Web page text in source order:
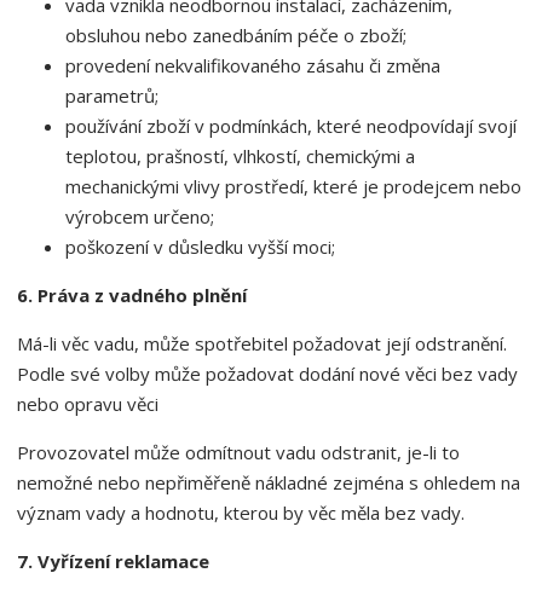
vada vznikla neodbornou instalací, zacházením,
obsluhou nebo zanedbáním péče o zboží;
provedení nekvalifikovaného zásahu či změna
parametrů;
používání zboží v podmínkách, které neodpovídají svojí
teplotou, prašností, vlhkostí, chemickými a
mechanickými vlivy prostředí, které je prodejcem nebo
výrobcem určeno;
poškození v důsledku vyšší moci;
6. Práva z vadného plnění
Má-li věc vadu, může spotřebitel požadovat její odstranění.
Podle své volby může požadovat dodání nové věci bez vady
nebo opravu věci
Provozovatel může odmítnout vadu odstranit, je-li to
nemožné nebo nepřiměřeně nákladné zejména s ohledem na
význam vady a hodnotu, kterou by věc měla bez vady.
7. Vyřízení reklamace